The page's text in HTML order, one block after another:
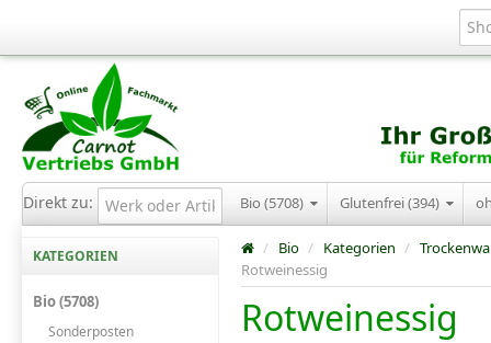
Direkt zu: Bio (5708) Glutenfrei (394)
KATEGORIEN
Bio (5708)
Sonderposten
/ Bio / Kategorien /
Rotweinessig
Rotweinessig